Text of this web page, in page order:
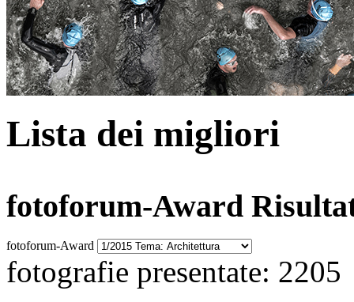
Lista dei migliori
fotoforum-Award
fotoforum-Award
fotografie presentate: 2205